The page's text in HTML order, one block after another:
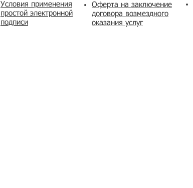
Условия применения
простой электронной
подписи
​Оферта на заключение
договора возмездного
оказания услуг